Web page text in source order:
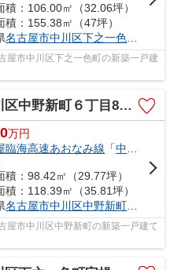
積：106.00㎡（32.06坪）
積：155.38㎡（47坪）
名古屋市中川区下之一色町
中川区下之一色町の新築一戸建
8-1【仲介手数料無料】新築一戸建て 2号棟
万円
臨海高速あおなみ線 「中島
積：98.42㎡（29.77坪）
積：118.39㎡（35.81坪）
名古屋市中川区中野新町６丁目8-
中川区中野新町の新築一戸建て